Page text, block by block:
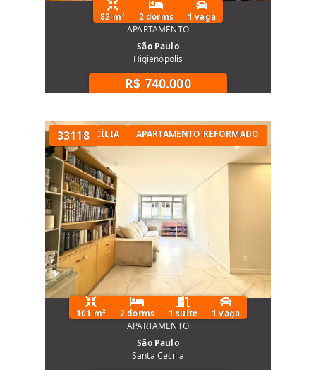
82 m² 2 dorms
1 vaga
APARTAMENTO
São Paulo
Higienópolis
R$ 740.000
33118
NA SANTA CECÍLIA APARTAMENTO REFORMADO
101 m² 2 dorms 1 suíte
1 vaga
APARTAMENTO
São Paulo
Santa Cecilia